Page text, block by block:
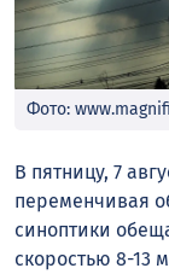
Фото:
В пятницу, 7
переменчивая
синоптики
скоростью 8-13